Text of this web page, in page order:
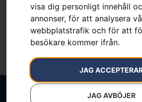
visa dig personligt innehåll
annonser, för att analysera
webbplatstrafik och för att
besökare kommer ifrån.
JAG
JAG AVBÖJER
Agco